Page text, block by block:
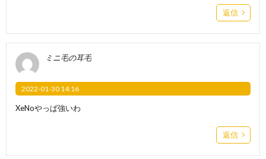
返信
ミニ毛の耳毛
2022-01-30 14:16
XeNoやっぱ強いわ
返信